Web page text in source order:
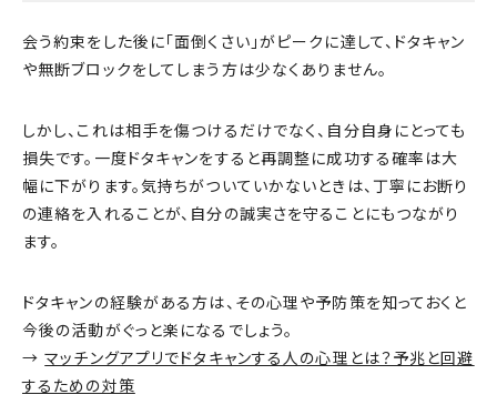
会う約束をした後に「面倒くさい」がピークに達して、ドタキャン
や無断ブロックをしてしまう方は少なくありません。
しかし、これは相手を傷つけるだけでなく、自分自身にとっても
損失です。一度ドタキャンをすると再調整に成功する確率は大
幅に下がります。気持ちがついていかないときは、丁寧にお断り
の連絡を入れることが、自分の誠実さを守ることにもつながり
ます。
ドタキャンの経験がある方は、その心理や予防策を知っておくと
今後の活動がぐっと楽になるでしょう。
→マッチングアプリでドタキャンする人の心理とは？予兆と回避
するための対策